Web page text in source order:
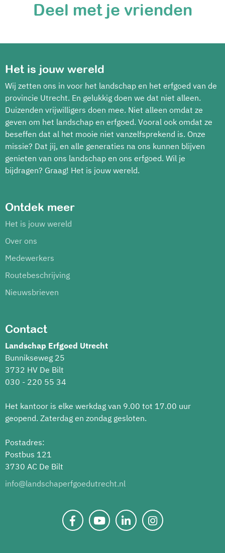
Deel met je vrienden
Het is jouw wereld
Wij zetten ons in voor het landschap en het erfgoed van de
provincie Utrecht. En gelukkig doen we dat niet alleen.
Duizenden vrijwilligers doen mee. Niet alleen omdat ze
geven om het landschap en erfgoed. Vooral ook omdat ze
beseffen dat al het mooie niet vanzelfsprekend is. Onze
missie? Dat jij, en alle generaties na ons kunnen blijven
genieten van ons landschap en ons erfgoed. Wil je
bijdragen? Graag! Het is jouw wereld.
Ontdek meer
Het is jouw wereld
Over ons
Medewerkers
Routebeschrijving
Nieuwsbrieven
Contact
Landschap Erfgoed Utrecht
Bunnikseweg 25
3732 HV De Bilt
030 - 220 55 34
Het kantoor is elke werkdag van 9.00 tot 17.00 uur
geopend. Zaterdag en zondag gesloten.
Postadres:
Postbus 121
3730 AC De Bilt
info@landschaperfgoedutrecht.nl